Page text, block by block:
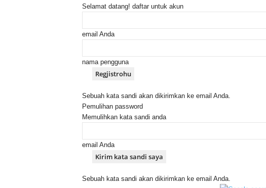
Selamat datang! daftar untuk akun
email Anda
nama pengguna
Sebuah kata sandi akan dikirimkan ke email Anda.
Pemulihan password
Memulihkan kata sandi anda
email Anda
Sebuah kata sandi akan dikirimkan ke email Anda.